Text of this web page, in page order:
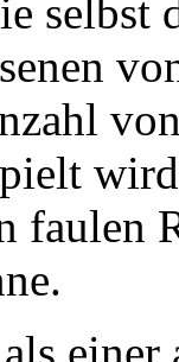
selbst
faulen